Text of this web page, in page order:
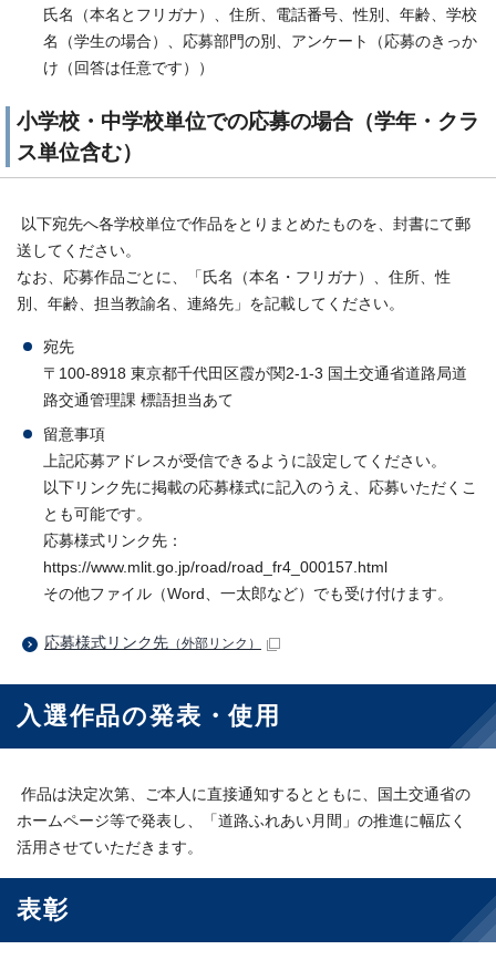
氏名（本名とフリガナ）、住所、電話番号、性別、年齢、学校
名（学生の場合）、応募部門の別、アンケート（応募のきっか
け（回答は任意です））
小学校・中学校単位での応募の場合（学年・クラ
ス単位含む）
以下宛先へ各学校単位で作品をとりまとめたものを、封書にて郵
送してください。
なお、応募作品ごとに、「氏名（本名・フリガナ）、住所、性
別、年齢、担当教諭名、連絡先」を記載してください。
宛先
〒100-8918 東京都千代田区霞が関2-1-3 国土交通省道路局道
路交通管理課 標語担当あて
留意事項
上記応募アドレスが受信できるように設定してください。
以下リンク先に掲載の応募様式に記入のうえ、応募いただくこ
とも可能です。
応募様式リンク先：
https://www.mlit.go.jp/road/road_fr4_000157.html
その他ファイル（Word、一太郎など）でも受け付けます。
応募様式リンク先 （外部リンク）
入選作品の発表・使用
作品は決定次第、ご本人に直接通知するとともに、国土交通省の
ホームページ等で発表し、「道路ふれあい月間」の推進に幅広く
活用させていただきます。
表彰